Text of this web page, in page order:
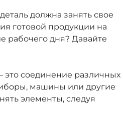
должна занять свое
готовой продукции на
рабочего дня? Давайте
соединение различных
машины или другие
элементы, следуя